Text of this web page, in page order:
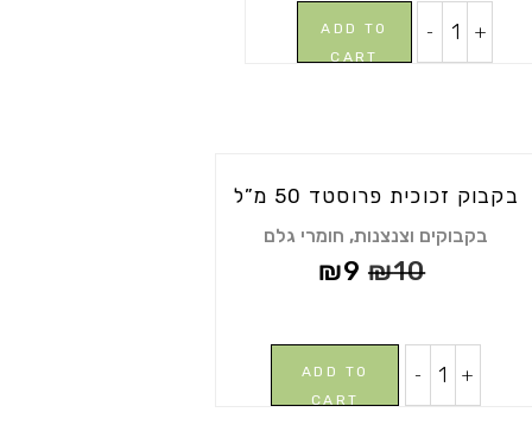
זכוכית
כחול
- +
ADD TO
CART
בקבוק זכוכית פרוסטד 50 מ”ל
בקבוקים וצנצנות, חומרי גלם
₪10
₪9
זכוכית
פרוסטד
- +
ADD TO
CART